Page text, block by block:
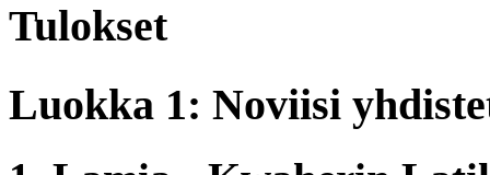
Tulokset
Luokka 1: Noviisi